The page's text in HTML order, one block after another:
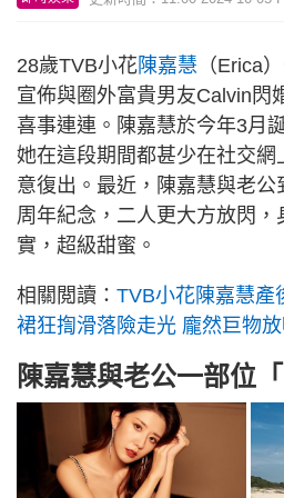
28歲TVB小花陳嘉慧 （Erica
宣佈與圈外富貴男友Calvin閃
喜事連連。陳嘉慧於今年3月
她在這段期間都甚少在社交網
意復出。最近，陳嘉慧與老
周年紀念，二人更大方放閃，
實，超級甜蜜。
相關閲讀： TVB小花陳嘉慧產
裙狂揈滑落險走光 龐然巨物
陳嘉慧與老公一部位